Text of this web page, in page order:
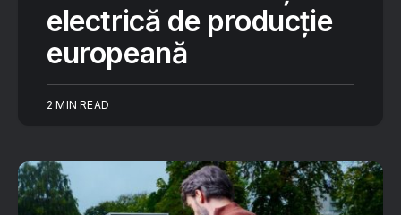
electrică de producție
europeană
2 MIN READ